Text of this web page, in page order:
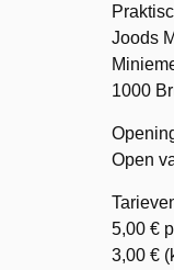
Joods
1000
Open
5,00 €
3,00 €